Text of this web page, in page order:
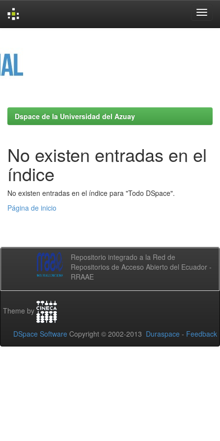
Dspace de la Universidad del Azuay
No existen entradas en el
índice
No existen entradas en el índice para "Todo DSpace".
Página de inicio
Repositorio integrado a la Red de
Repositorios de Acceso Abierto del Ecuador -
RRAAE
Theme by
DSpace Software Copyright © 2002-2013 Duraspace - Feedback